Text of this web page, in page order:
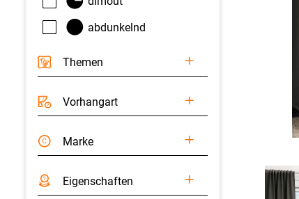
abdunkelnd
Themen
Vorhangart
Marke
Eigenschaften